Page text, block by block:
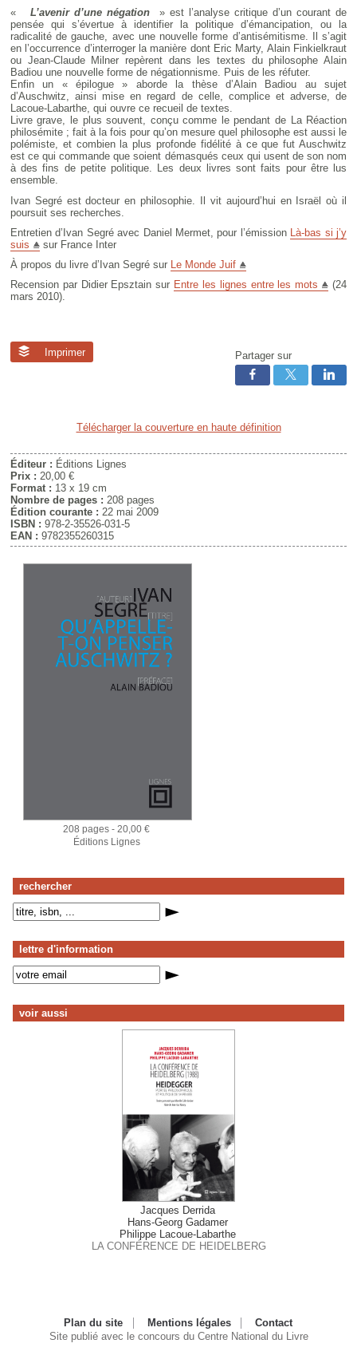
rechercher
lettre d'information
voir aussi
Jacques Derrida
Hans-Georg Gadamer
Philippe Lacoue-Labarthe
LA CONFÉRENCE DE HEIDELBERG
208 pages - 20,00 €
Éditions Lignes
«
L’avenir d’une négation
» est l’analyse critique d’un courant de
pensée qui s’évertue à identifier la politique d’émancipation, ou la
radicalité de gauche, avec une nouvelle forme d’antisémitisme. Il s’agit
en l’occurrence d’interroger la manière dont Eric Marty, Alain Finkielkraut
ou Jean-Claude Milner repèrent dans les textes du philosophe Alain
Badiou une nouvelle forme de négationnisme. Puis de les réfuter.
Enfin un « épilogue » aborde la thèse d’Alain Badiou au sujet
d’Auschwitz, ainsi mise en regard de celle, complice et adverse, de
Lacoue-Labarthe, qui ouvre ce recueil de textes.
Livre grave, le plus souvent, conçu comme le pendant de La Réaction
philosémite ; fait à la fois pour qu’on mesure quel philosophe est aussi le
polémiste, et combien la plus profonde fidélité à ce que fut Auschwitz
est ce qui commande que soient démasqués ceux qui usent de son nom
à des fins de petite politique. Les deux livres sont faits pour être lus
ensemble.
Ivan Segré est docteur en philosophie. Il vit aujourd’hui en Israël où il
poursuit ses recherches.
Entretien d’Ivan Segré avec Daniel Mermet, pour l’émission
Là-bas si j’y
suis
sur France Inter
À propos du livre d’Ivan Segré sur Le Monde Juif
Recension par Didier Epsztain sur Entre les lignes entre les mots
(24
mars 2010).
Imprimer Partager sur
Télécharger la couverture en haute définition
Éditeur : Éditions Lignes
Prix : 20,00 €
Format : 13 x 19 cm
Nombre de pages : 208 pages
Édition courante : 22 mai 2009
ISBN : 978-2-35526-031-5
EAN : 9782355260315
Plan du site Mentions légales
Contact
Site publié avec le concours du Centre National du Livre